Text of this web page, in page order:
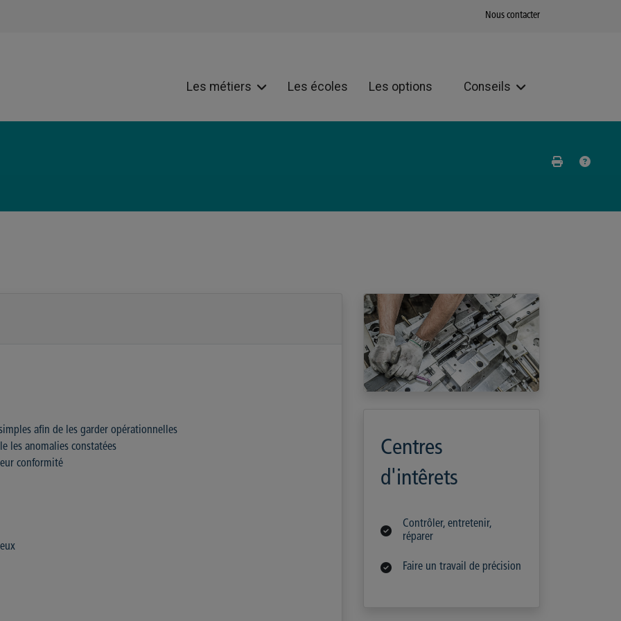
Nous contacter
Les métiers Les écoles Les options Conseils
afin de les garder opérationnelles
les anomalies constatées
conformité
Centres
d'intêrets
Contrôler, entretenir,
réparer
Faire un travail de précision